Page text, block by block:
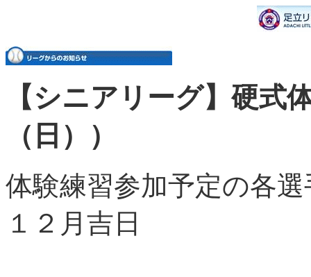
【シニアリーグ】硬式
（日））
体験練習参加予
１２月吉日